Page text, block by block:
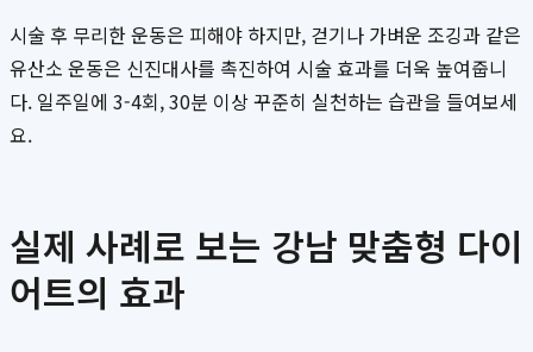
시술 후 무리한 운동은 피해야 하지만, 걷기나 가벼운 조깅과 같은
유산소 운동은 신진대사를 촉진하여 시술 효과를 더욱 높여줍니
다. 일주일에 3-4회, 30분 이상 꾸준히 실천하는 습관을 들여보세
요.
실제 사례로 보는 강남 맞춤형 다이
어트의 효과